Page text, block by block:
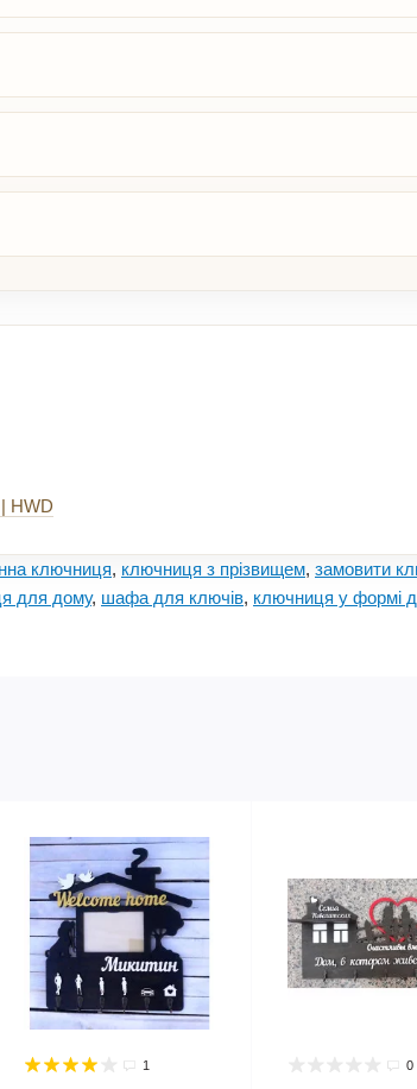
HWD
ключниця, ключниця з прізвищем, замовити
для дому, шафа для ключів, ключниця у формі
1 0